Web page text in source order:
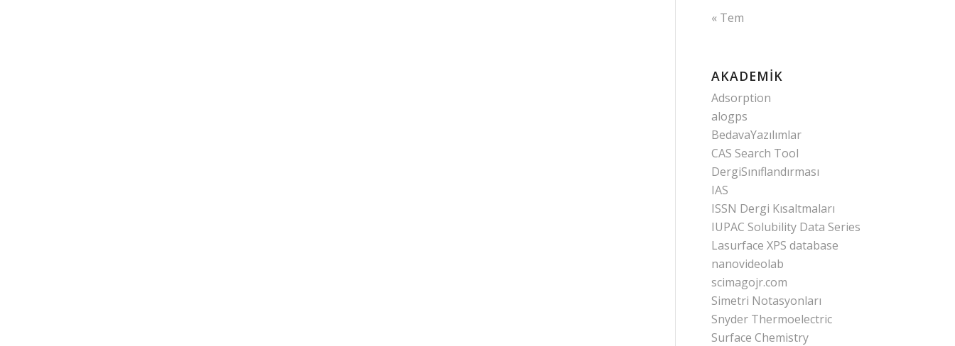
« Tem
AKADEMIK
Adsorption
alogps
BedavaYazılımlar
CAS Search Tool
DergiSınıflandırması
IAS
ISSN Dergi Kısaltmaları
IUPAC Solubility Data Series
Lasurface XPS database
nanovideolab
scimagojr.com
Simetri Notasyonları
Snyder Thermoelectric
Surface Chemistry